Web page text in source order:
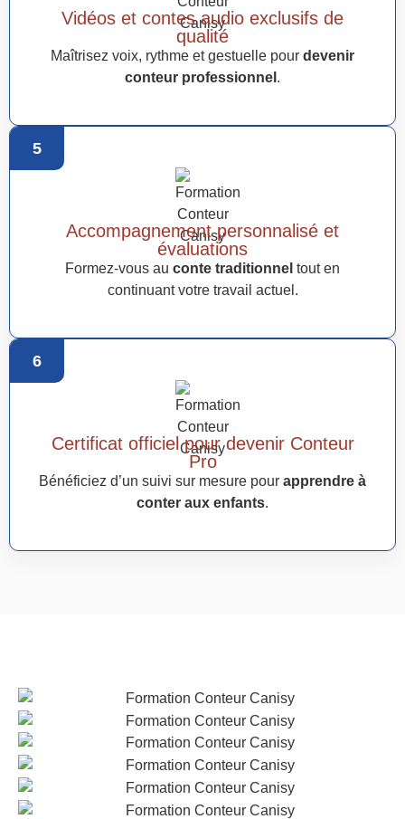
Vidéos et contes audio exclusifs de
qualité
Maîtrisez voix, rythme et gestuelle pour devenir
conteur professionnel .
5
Accompagnement personnalisé et
évaluations
Formez-vous au conte traditionnel tout en
continuant votre travail actuel.
6
Certificat officiel pour devenir Conteur
Pro
Bénéficiez d’un suivi sur mesure pour apprendre à
conter aux enfants.